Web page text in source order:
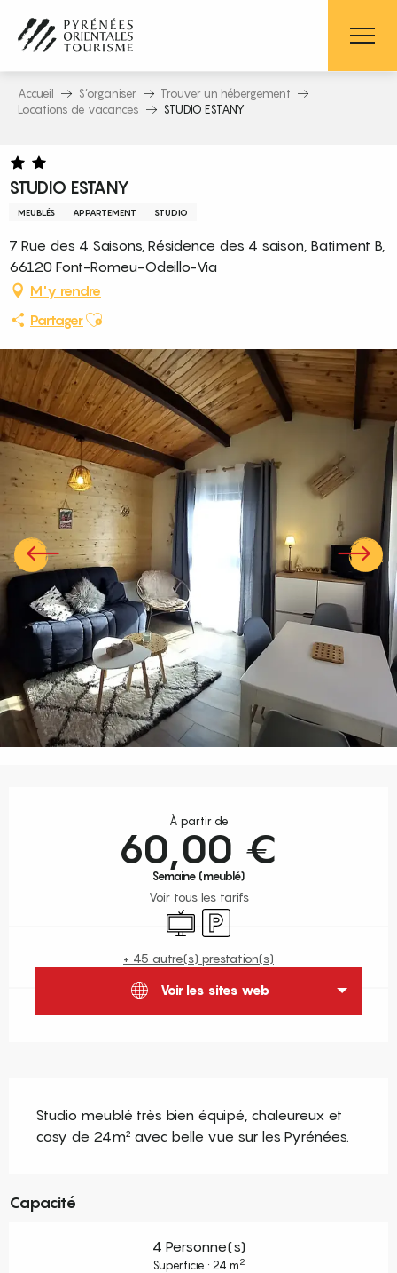
contenu
principal
Accueil S’organiser
Trouver un hébergement
Locations de vacances
STUDIO ESTANY
STUDIO ESTANY
MEUBLÉS APPARTEMENT STUDIO
7 Rue des 4 Saisons, Résidence des 4 saison, Batiment B,
66120 Font-Romeu-Odeillo-Via
M'y rendre
PartagerAjouter aux favoris
À partir de
60,00 €
Semaine (meublé)
Voir tous les tarifs
Télévision
Parking
+ 45 autre(s) prestation(s)
Voir les sites web
Studio meublé très bien équipé, chaleureux et
cosy de 24m² avec belle vue sur les Pyrénées.
Capacité
4 Personne(s)
Superficie : 24 m2